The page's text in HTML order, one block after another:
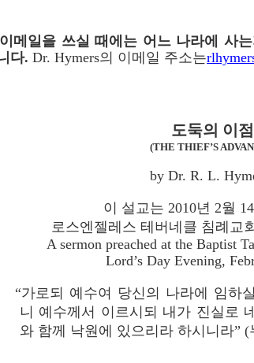
메일을 쓰실 때에는 어느 나라에 사
다. Dr. Hymers의 이메일 주소는
도둑의 이
(THE THIEF’S
by Dr. R. L.
이 설교는 2010년 2월
로스엔젤레스 테버네클 침례교
A sermon preached at the Baptist
Lord’s Day Evening,
“가로되 예수여 당신의 나라에 임하
니 예수께서 이르시되 내가 진실로
와 함께 낙원에 있으리라 하시니라” (